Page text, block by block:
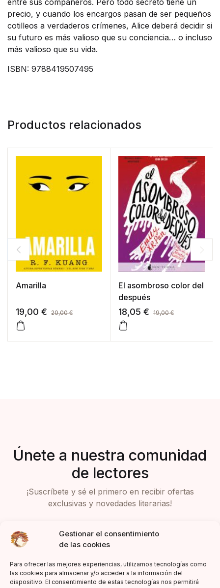
Gestionar el consentimiento
de las cookies
Para ofrecer las mejores experiencias, utilizamos tecnologías como
las cookies para almacenar y/o acceder a la información del
dispositivo. El consentimiento de estas tecnologías nos permitirá
entre sus compañeros. Pero todo secreto tiene un
precio, y cuando los encargos pasan de ser pequeños
cotilleos a verdaderos crímenes, Alice deberá decidir si
su futuro es más valioso que su conciencia… o incluso
más valioso que su vida.
ISBN: 9788419507495
Productos relacionados
Amarilla
19,00 € 20,00€
El asombroso color del
después
18,05 € 19,00€
Únete a nuestra comunidad
de lectores
¡Suscríbete y sé el primero en recibir ofertas
exclusivas y novedades literarias!
Acepto la política de privacidad